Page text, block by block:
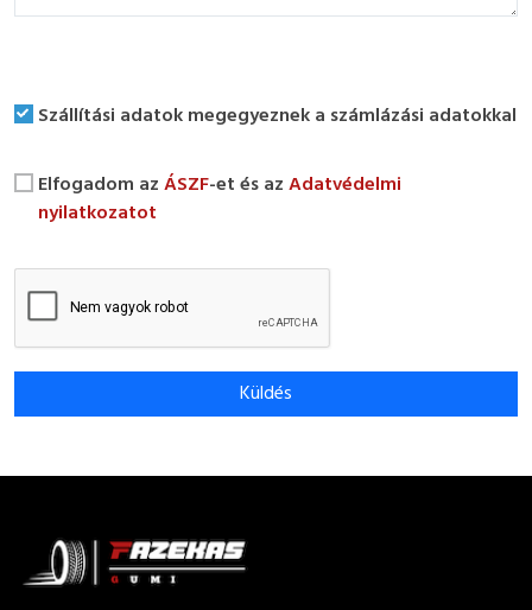
Szállítási adatok megegyeznek a számlázási adatokkal
Elfogadom azÁSZF-et és azAdatvédelmi
nyilatkozatot
Küldés